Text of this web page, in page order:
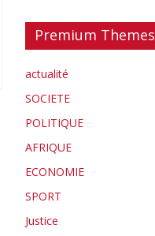
Premium Themes
actualité
SOCIETE
POLITIQUE
AFRIQUE
ECONOMIE
SPORT
Justice